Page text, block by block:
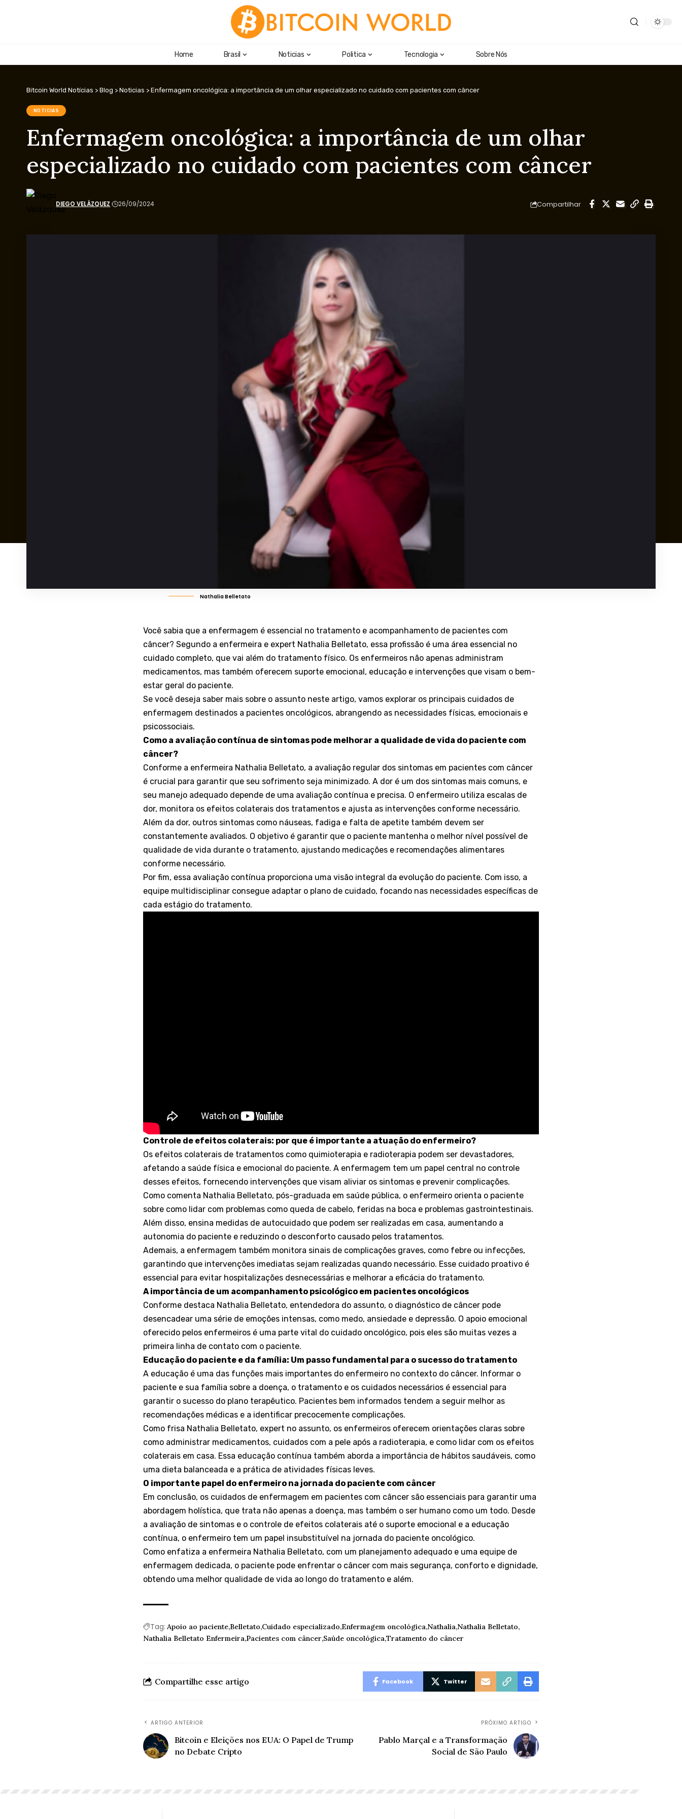
Home Brasil Noticias Politica Tecnologia Sobre Nós
Bitcoin World Notícias > Blog > Noticias > Enfermagem oncológica: a importância de um olhar especializado no cuidado com pacientes com câncer
NOTICIAS
Enfermagem oncológica: a importância de um olhar
especializado no cuidado com pacientes com câncer
DIEGO VELÁZQUEZ 26/09/2024 Compartilhar
Nathalia Belletato
Você sabia que a enfermagem é essencial no tratamento e acompanhamento de pacientes com
câncer? Segundo a enfermeira e expert Nathalia Belletato, essa profissão é uma área essencial no
cuidado completo, que vai além do tratamento físico. Os enfermeiros não apenas administram
medicamentos, mas também oferecem suporte emocional, educação e intervenções que visam o bem-
estar geral do paciente.
Se você deseja saber mais sobre o assunto neste artigo, vamos explorar os principais cuidados de
enfermagem destinados a pacientes oncológicos, abrangendo as necessidades físicas, emocionais e
psicossociais.
Como a avaliação contínua de sintomas pode melhorar a qualidade de vida do paciente com
câncer?
Conforme a enfermeira Nathalia Belletato, a avaliação regular dos sintomas em pacientes com câncer
é crucial para garantir que seu sofrimento seja minimizado. A dor é um dos sintomas mais comuns, e
seu manejo adequado depende de uma avaliação contínua e precisa. O enfermeiro utiliza escalas de
dor, monitora os efeitos colaterais dos tratamentos e ajusta as intervenções conforme necessário.
Além da dor, outros sintomas como náuseas, fadiga e falta de apetite também devem ser
constantemente avaliados. O objetivo é garantir que o paciente mantenha o melhor nível possível de
qualidade de vida durante o tratamento, ajustando medicações e recomendações alimentares
conforme necessário.
Por fim, essa avaliação contínua proporciona uma visão integral da evolução do paciente. Com isso, a
equipe multidisciplinar consegue adaptar o plano de cuidado, focando nas necessidades específicas de
cada estágio do tratamento.
Controle de efeitos colaterais: por que é importante a atuação do enfermeiro?
Os efeitos colaterais de tratamentos como quimioterapia e radioterapia podem ser devastadores,
afetando a saúde física e emocional do paciente. A enfermagem tem um papel central no controle
desses efeitos, fornecendo intervenções que visam aliviar os sintomas e prevenir complicações.
Como comenta Nathalia Belletato, pós-graduada em saúde pública, o enfermeiro orienta o paciente
sobre como lidar com problemas como queda de cabelo, feridas na boca e problemas gastrointestinais.
Além disso, ensina medidas de autocuidado que podem ser realizadas em casa, aumentando a
autonomia do paciente e reduzindo o desconforto causado pelos tratamentos.
Ademais, a enfermagem também monitora sinais de complicações graves, como febre ou infecções,
garantindo que intervenções imediatas sejam realizadas quando necessário. Esse cuidado proativo é
essencial para evitar hospitalizações desnecessárias e melhorar a eficácia do tratamento.
A importância de um acompanhamento psicológico em pacientes oncológicos
Conforme destaca Nathalia Belletato, entendedora do assunto, o diagnóstico de câncer pode
desencadear uma série de emoções intensas, como medo, ansiedade e depressão. O apoio emocional
oferecido pelos enfermeiros é uma parte vital do cuidado oncológico, pois eles são muitas vezes a
primeira linha de contato com o paciente.
Educação do paciente e da família: Um passo fundamental para o sucesso do tratamento
A educação é uma das funções mais importantes do enfermeiro no contexto do câncer. Informar o
paciente e sua família sobre a doença, o tratamento e os cuidados necessários é essencial para
garantir o sucesso do plano terapêutico. Pacientes bem informados tendem a seguir melhor as
recomendações médicas e a identificar precocemente complicações.
Como frisa Nathalia Belletato, expert no assunto, os enfermeiros oferecem orientações claras sobre
como administrar medicamentos, cuidados com a pele após a radioterapia, e como lidar com os efeitos
colaterais em casa. Essa educação contínua também aborda a importância de hábitos saudáveis, como
uma dieta balanceada e a prática de atividades físicas leves.
O importante papel do enfermeiro na jornada do paciente com câncer
Em conclusão, os cuidados de enfermagem em pacientes com câncer são essenciais para garantir uma
abordagem holística, que trata não apenas a doença, mas também o ser humano como um todo. Desde
a avaliação de sintomas e o controle de efeitos colaterais até o suporte emocional e a educação
contínua, o enfermeiro tem um papel insubstituível na jornada do paciente oncológico.
Como enfatiza a enfermeira Nathalia Belletato, com um planejamento adequado e uma equipe de
enfermagem dedicada, o paciente pode enfrentar o câncer com mais segurança, conforto e dignidade,
obtendo uma melhor qualidade de vida ao longo do tratamento e além.
Tag: Apoio ao paciente Belletato Cuidado especializado Enfermagem oncológica Nathalia Nathalia Belletato
Nathalia Belletato Enfermeira Pacientes com câncer Saúde oncológicaTratamento do câncer
Compartilhe esse artigo Facebook Twitter
ARTIGO ANTERIOR
Bitcoin e Eleições nos EUA: O Papel de Trump
no Debate Cripto
PRÓXIMO ARTIGO
Pablo Marçal e a Transformação
Social de São Paulo